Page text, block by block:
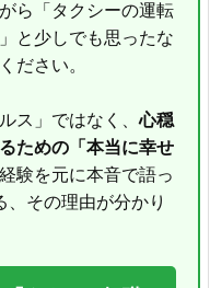
ら「タクシーの運転
と少しでも思ったな
ださい。
ス」ではなく、心穏
ための「本当に幸せ
験を元に本音で語っ
その理由が分かり